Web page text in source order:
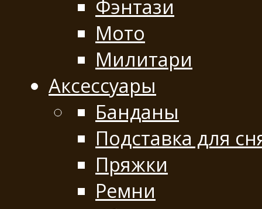
Фэнтази
Мото
Милитари
Аксессуары
Банданы
Подставка для
Пряжки
Ремни